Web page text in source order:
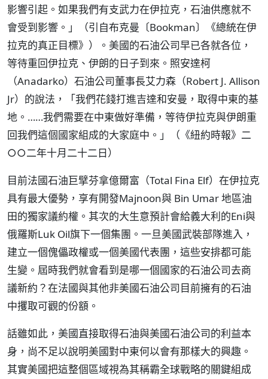
影響引起。如果我們有支武力在伊拉克，石油供應就不
會受到影響。」（引自布克曼〔Bookman〕《總統在伊
拉克的真正目標》）。美國的石油公司早已各就各位，
等待重回伊拉克、伊朗的日子到來。照安達柯
（Anadarko）石油公司董事長艾力森（Robert J. Allison
Jr）的說法，「我們花錢打進吉達和安曼，取得中東的基
地。……我們需要在中東做好準備，等待伊拉克與伊朗重
回我們這個國家組成的大家庭中。」（《紐約時報》二
○○二年十月二十二日）
目前法國石油巨擘芬拿億爾富（Total Fina Elf）在伊拉克
具有最大優勢，享有開發Majnoon與 Bin Umar 地區油
田的獨家議約權。其次的大生意預計會給義大利的Eni與
俄羅斯Luk Oil旗下一個集團。一旦美國武裝部隊進入，
建立一個傀儡政權或一個美國代表團，這些安排都可能
生變。屆時我們就會看到是哪一個國家的石油公司去商
議新約？在法國與其他非美國石油公司目前擁有的石油
中攫取可觀的份額。
話雖如此，美國直接取得石油與美國石油公司的利益本
身，尚不足以說明美國對中東何以會有那樣大的興趣。
其實美國把這整個區域視為其稱霸全球戰略的關鍵組成